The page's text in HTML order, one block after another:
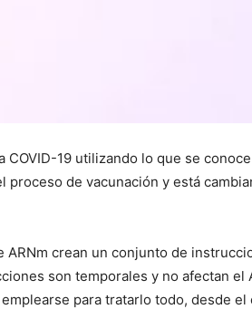
19 utilizando lo que se
de vacunación y está
ARNm crean un conjunto de
son temporales y no afectan el
para tratarlo todo, desde el